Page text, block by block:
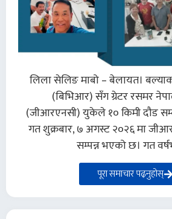
लिला सेलिङ माबो – बेलायत।
(बिभिआर) सँग ग्रेटर रसमर
(जीआरएनसी) युकेले १० किमी दौड
गत शुक्रबार, ७ अगस्ट २०२६ मा
सम्पन्न भएको छ। गत
पूरा समाचार पढ्नुहोस्